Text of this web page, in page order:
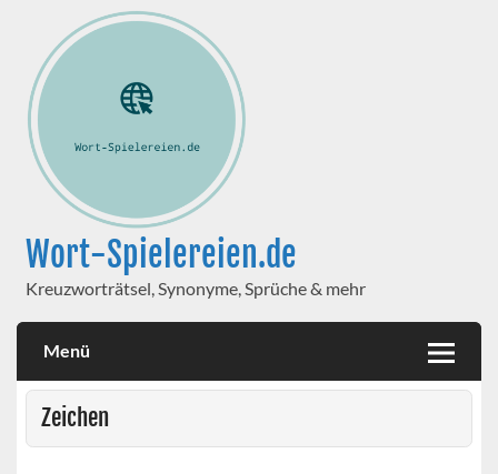
Wort-Spielereien.de
Kreuzworträtsel, Synonyme, Sprüche & mehr
Menü
Zeichen